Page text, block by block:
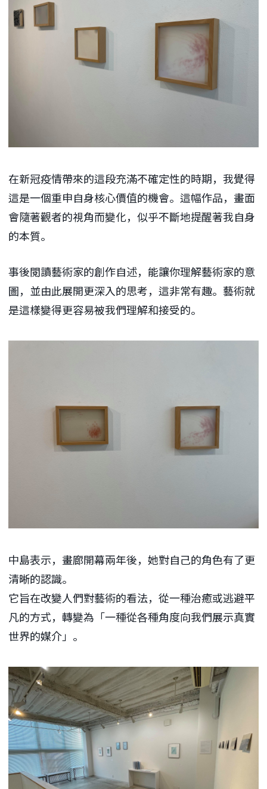
在新冠疫情帶來的這段充滿不確定性的時期，我覺得
這是一個重申自身核心價值的機會。這幅作品，畫面
會隨著觀者的視角而變化，似乎不斷地提醒著我自身
的本質。
事後閱讀藝術家的創作自述，能讓你理解藝術家的意
圖，並由此展開更深入的思考，這非常有趣。藝術就
是這樣變得更容易被我們理解和接受的。
中島表示，畫廊開幕兩年後，她對自己的角色有了更
清晰的認識。
它旨在改變人們對藝術的看法，從一種治癒或逃避平
凡的方式，轉變為「一種從各種角度向我們展示真實
世界的媒介」。